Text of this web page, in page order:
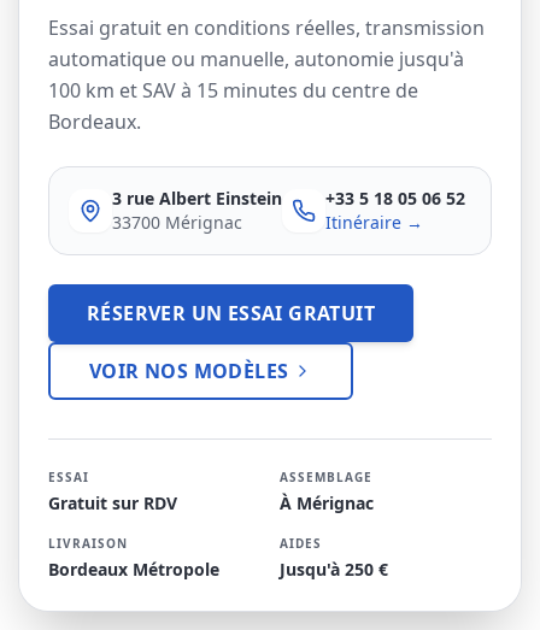
Assembly
Essai gratuit en conditions réelles, transmission
automatique ou manuelle, autonomie jusqu'à
100 km et SAV à 15 minutes du centre de
Bordeaux.
3 rue Albert Einstein
33700 Mérignac
+33 5 18 05 06 52
Itinéraire →
RÉSERVER UN ESSAI GRATUIT
VOIR NOS MODÈLES
ESSAI
Gratuit sur RDV
ASSEMBLAGE
À Mérignac
LIVRAISON
Bordeaux Métropole
AIDES
Jusqu'à 250 €